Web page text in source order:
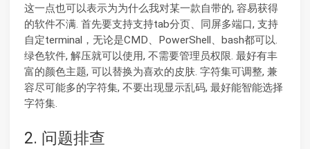
这一点也可以表示为为什么我对某一款自带的, 容易获得
的软件不满. 首先要支持支持tab分页、同屏多端口, 支持
自定terminal，无论是CMD、PowerShell、bash都可以.
绿色软件, 解压就可以使用, 不需要管理员权限. 最好有丰
富的颜色主题, 可以替换为喜欢的皮肤. 字符集可调整, 兼
容尽可能多的字符集, 不要出现显示乱码, 最好能智能选择
字符集.
2. 问题排查